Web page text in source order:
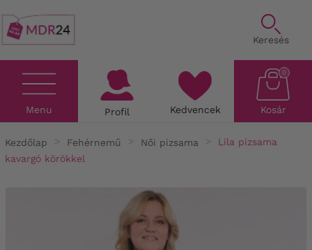
Keresés
Menu Profil Kedvencek Kosár
0
Kezdőlap Fehérnemű Női pizsama
Lila pizsama
kavargó körökkel